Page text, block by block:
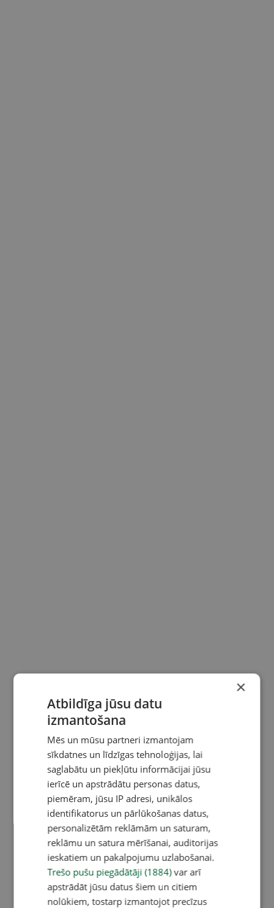
×
Atbildīga jūsu datu
izmantošana
Mēs un mūsu partneri izmantojam
sīkdatnes un līdzīgas tehnoloģijas, lai
saglabātu un piekļūtu informācijai jūsu
ierīcē un apstrādātu personas datus,
piemēram, jūsu IP adresi, unikālos
identifikatorus un pārlūkošanas datus,
personalizētām reklāmām un saturam,
reklāmu un satura mērīšanai, auditorijas
ieskatiem un pakalpojumu uzlabošanai.
Trešo pušu piegādātāji (1884)var arī
apstrādāt jūsu datus šiem un citiem
nolūkiem, tostarp izmantojot precīzus